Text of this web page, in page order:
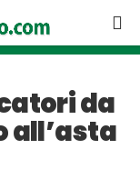
da
all’asta